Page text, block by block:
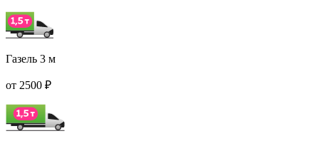
Газель 3 м
от 2500 ₽